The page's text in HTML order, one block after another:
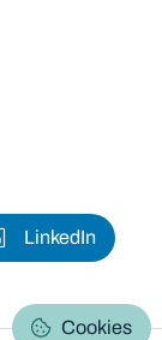
LinkedIn
Cookies